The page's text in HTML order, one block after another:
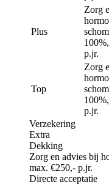
Plus
Zorg
p.jr.
Top
Zorg
p.jr.
Verzekering
Extra
Dekking
Zorg en advies bij
max. €250,- p.jr.
Directe acceptatie